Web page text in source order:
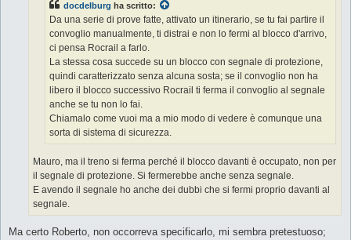
docdelburg ha scritto:
Da una serie di prove fatte, attivato un itinerario, se tu fai partire il
convoglio manualmente, ti distrai e non lo fermi al blocco d'arrivo,
ci pensa Rocrail a farlo.
La stessa cosa succede su un blocco con segnale di protezione,
quindi caratterizzato senza alcuna sosta; se il convoglio non ha
libero il blocco successivo Rocrail ti ferma il convoglio al segnale
anche se tu non lo fai.
Chiamalo come vuoi ma a mio modo di vedere è comunque una
sorta di sistema di sicurezza.
Mauro, ma il treno si ferma perché il blocco davanti è occupato, non per
il segnale di protezione. Si fermerebbe anche senza segnale.
E avendo il segnale ho anche dei dubbi che si fermi proprio davanti al
segnale.
Ma certo Roberto, non occorreva specificarlo, mi sembra pretestuoso;